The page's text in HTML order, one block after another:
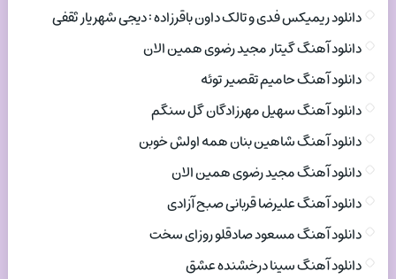
دانلود ریمیکس فدی و تالک داون باقرزاده : دیجی شهریار ثقفی
دانلود آهنگ گیتار مجید رضوی همین الان
دانلود آهنگ حامیم تقصیر توئه
دانلود آهنگ سهیل مهرزادگان گل سنگم
دانلود آهنگ شاهین بنان همه اولش خوبن
دانلود آهنگ مجید رضوی همین الان
دانلود آهنگ علیرضا قربانی صبح آزادی
دانلود آهنگ مسعود صادقلو روزای سخت
دانلود آهنگ سینا درخشنده عشق